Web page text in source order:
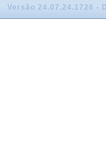
Versão 24.07.24.1726 -